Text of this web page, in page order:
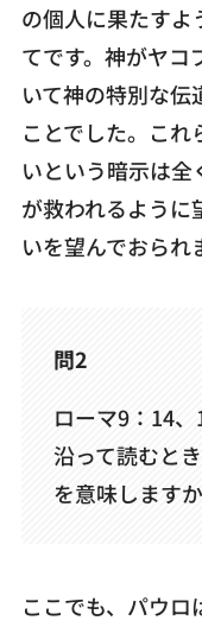
の個人に果たす
てです。神がヤコ
いて神の特別な伝
ことでした。こ
いという暗示は全
が救われるように
いを望んでおられ
問2
ローマ9：14
沿って読むと
を意味しますか
ここでも、パウロ